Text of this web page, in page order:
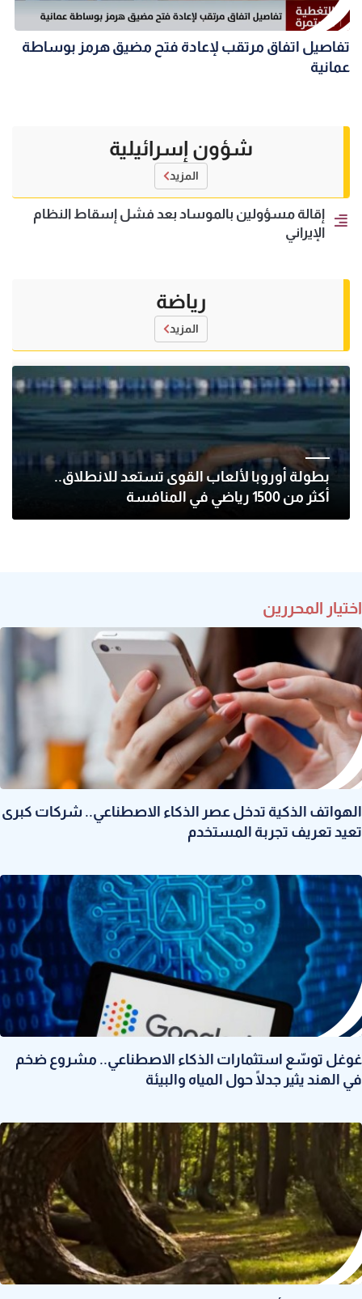
تفاصيل اتفاق مرتقب لإعادة فتح مضيق هرمز بوساطة
عمانية
شؤون إسرائيلية
المزيد
إقالة مسؤولين بالموساد بعد فشل إسقاط النظام
الإيراني
رياضة
المزيد
بطولة أوروبا لألعاب القوى تستعد للانطلاق..
أكثر من 1500 رياضي في المنافسة
اختيار المحررين
الهواتف الذكية تدخل عصر الذكاء الاصطناعي.. شركات كبرى
تعيد تعريف تجربة المستخدم
غوغل توسّع استثمارات الذكاء الاصطناعي.. مشروع ضخم
في الهند يثير جدلًا حول المياه والبيئة